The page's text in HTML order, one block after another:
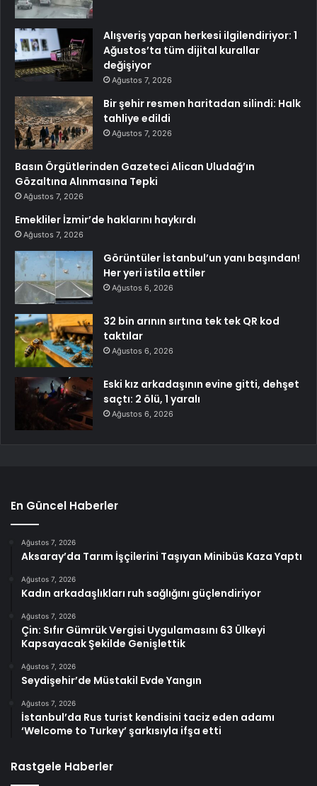
Alışveriş yapan herkesi ilgilendiriyor: 1
Ağustos’ta tüm dijital kurallar
değişiyor
Ağustos 7, 2026
Bir şehir resmen haritadan silindi: Halk
tahliye edildi
Ağustos 7, 2026
Basın Örgütlerinden Gazeteci Alican Uludağ’ın
Gözaltına Alınmasına Tepki
Ağustos 7, 2026
Emekliler İzmir’de haklarını haykırdı
Ağustos 7, 2026
Görüntüler İstanbul’un yanı başından!
Her yeri istila ettiler
Ağustos 6, 2026
32 bin arının sırtına tek tek QR kod
taktılar
Ağustos 6, 2026
Eski kız arkadaşının evine gitti, dehşet
saçtı: 2 ölü, 1 yaralı
Ağustos 6, 2026
En Güncel Haberler
Ağustos 7, 2026
Aksaray’da Tarım İşçilerini Taşıyan Minibüs Kaza Yaptı
Ağustos 7, 2026
Kadın arkadaşlıkları ruh sağlığını güçlendiriyor
Ağustos 7, 2026
Çin: Sıfır Gümrük Vergisi Uygulamasını 63 Ülkeyi
Kapsayacak Şekilde Genişlettik
Ağustos 7, 2026
Seydişehir’de Müstakil Evde Yangın
Ağustos 7, 2026
İstanbul’da Rus turist kendisini taciz eden adamı
‘Welcome to Turkey’ şarkısıyla ifşa etti
Rastgele Haberler